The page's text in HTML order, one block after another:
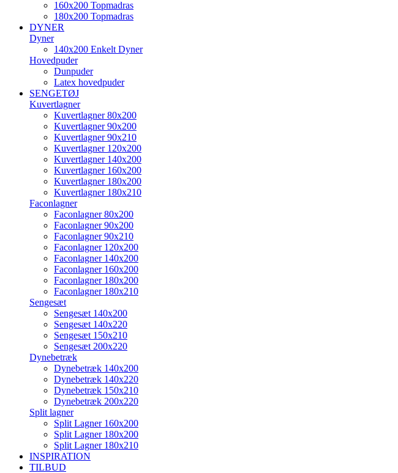
160x200 Topmadras
180x200 Topmadras
DYNER
Dyner
140x200 Enkelt Dyner
Hovedpuder
Dunpuder
Latex hovedpuder
SENGETØJ
Kuvertlagner
Kuvertlagner 80x200
Kuvertlagner 90x200
Kuvertlagner 90x210
Kuvertlagner 120x200
Kuvertlagner 140x200
Kuvertlagner 160x200
Kuvertlagner 180x200
Kuvertlagner 180x210
Faconlagner
Faconlagner 80x200
Faconlagner 90x200
Faconlagner 90x210
Faconlagner 120x200
Faconlagner 140x200
Faconlagner 160x200
Faconlagner 180x200
Faconlagner 180x210
Sengesæt
Sengesæt 140x200
Sengesæt 140x220
Sengesæt 150x210
Sengesæt 200x220
Dynebetræk
Dynebetræk 140x200
Dynebetræk 140x220
Dynebetræk 150x210
Dynebetræk 200x220
Split lagner
Split Lagner 160x200
Split Lagner 180x200
Split Lagner 180x210
INSPIRATION
TILBUD